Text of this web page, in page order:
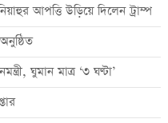
আপত্তি উড়িয়ে দিলেন ট্রাম্প
ঘুমান মাত্র ‘৩ ঘণ্টা’